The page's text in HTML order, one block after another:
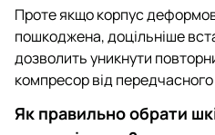
Проте якщо корпус
пошкоджена, доцільніше
дозволить уникнути
компресор від передчасного
Як правильно обрати